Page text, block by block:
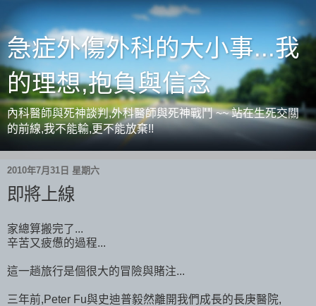
急症外傷外科的大小事...我
的理想,抱負與信念
內科醫師與死神談判,外科醫師與死神戰鬥 ~~ 站在生死交關
的前線,我不能輸,更不能放棄!!
2010年7月31日 星期六
即將上線
家總算搬完了...
辛苦又疲憊的過程...
這一趟旅行是個很大的冒險與賭注...
三年前,Peter Fu與史迪普毅然離開我們成長的長庚醫院,